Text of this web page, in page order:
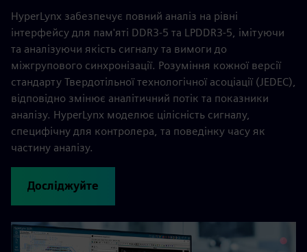
HyperLynx забезпечує повний аналіз на рівні
інтерфейсу для пам'яті DDR3-5 та LPDDR3-5, імітуючи
та аналізуючи якість сигналу та вимоги до
міжгрупового синхронізації. Розуміння кожної версії
стандарту Твердотільної технологічної асоціації (JEDEC),
відповідно змінює аналітичний потік та показники
аналізу. HyperLynx моделює цілісність сигналу,
специфічну для контролера, та поведінку часу як
частину аналізу.
Досліджуйте